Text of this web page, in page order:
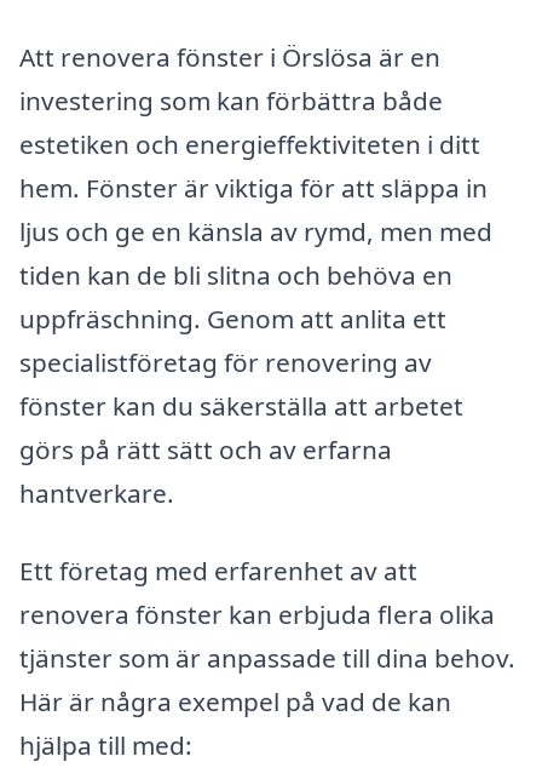
Att renovera fönster i Örslösa är en
investering som kan förbättra både
estetiken och energieffektiviteten i ditt
hem. Fönster är viktiga för att släppa in
ljus och ge en känsla av rymd, men med
tiden kan de bli slitna och behöva en
uppfräschning. Genom att anlita ett
specialistföretag för renovering av
fönster kan du säkerställa att arbetet
görs på rätt sätt och av erfarna
hantverkare.
Ett företag med erfarenhet av att
renovera fönster kan erbjuda flera olika
tjänster som är anpassade till dina behov.
Här är några exempel på vad de kan
hjälpa till med: